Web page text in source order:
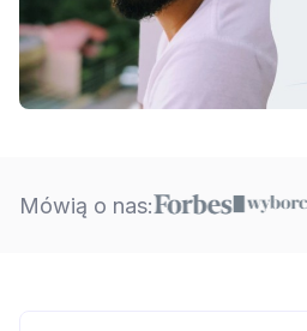
Mówią o nas: